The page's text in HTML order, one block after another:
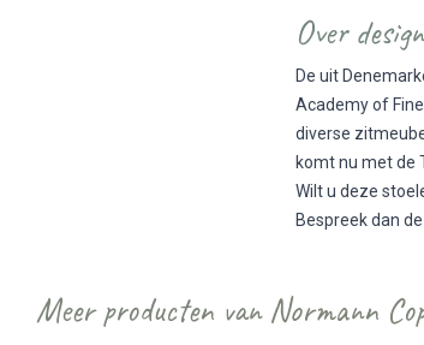
Over
De uit
Academy of
diverse
komt nu met de
Wilt u deze
Bespreek dan
Meer producten van Normann